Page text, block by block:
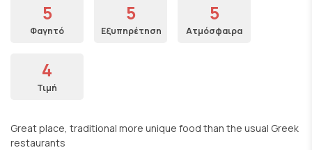
5
Φαγητό
5
Εξυπηρέτηση
5
Ατμόσφαιρα
4
Τιμή
Great place, traditional more unique food than the usual Greek
restaurants